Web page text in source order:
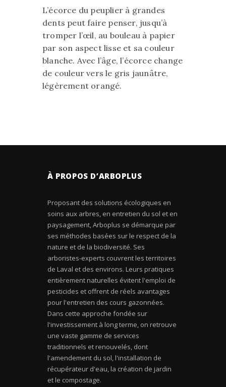
L’écorce du peuplier à grandes
dents peut faire penser, jusqu’à
tromper l’œil, au bouleau à papier
par son aspect lisse et sa couleur
blanche. Avec l’âge, l’écorce change
de couleur vers le gris jaunâtre,
légèrement orangé.
À PROPOS D’ARBOPLUS
Proposant des solutions écologiques en
soins aux arbres, en entretien du sol et en
paysagement, Arboplus se démarque par
ses méthodes basées sur le respect de la
nature et de la biodiversité. Ses
arboristes-experts couvrent les territoires
de Laval et des environs. Leurs pratiques
entièrement naturelles évitent l'emploi de
pesticides et offrent de réels avantages
pour l'entretien des cours gazonnées.
Dans cette approche fondée sur
l'investissement à long terme, on retrouve
une vaste gamme de services
traditionnels et renouvelés, dont
l'amendement du sol, l'installation de
récupérateur d'eau, la création de jardin
et le compostage.